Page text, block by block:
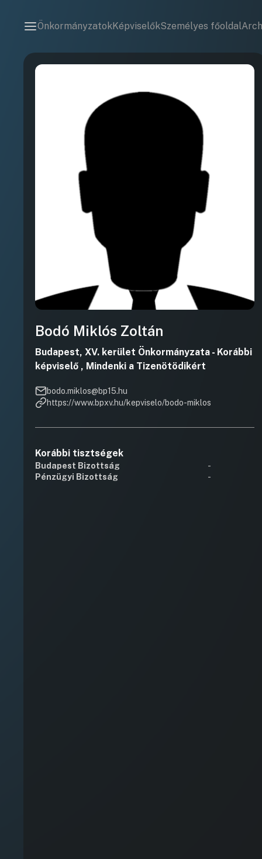
ÖnkormányzatokKépviselőkSzemélyes főoldal
Bodó Miklós Zoltán
Budapest, XV. kerület Önkormányzata - Korábbi
képviselő , Mindenki a Tizenötödikért
bodo.miklos@bp15.hu
https://www.bpxv.hu/kepviselo/bodo-miklos
Korábbi tisztségek
Budapest Bizottság
-
Pénzügyi Bizottság
-